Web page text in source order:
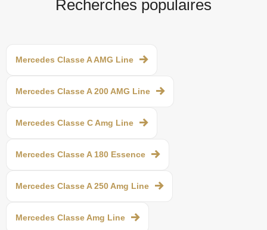
Recherches populaires
Mercedes Classe A AMG Line
Mercedes Classe A 200 AMG Line
Mercedes Classe C Amg Line
Mercedes Classe A 180 Essence
Mercedes Classe A 250 Amg Line
Mercedes Classe Amg Line